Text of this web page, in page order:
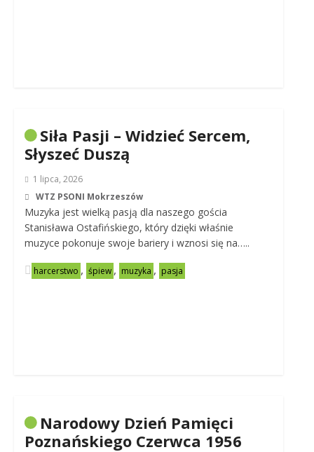
Siła Pasji – Widzieć Sercem,
Słyszeć Duszą
1 lipca, 2026
WTZ PSONI Mokrzeszów
Muzyka jest wielką pasją dla naszego gościa
Stanisława Ostafińskiego, który dzięki właśnie
muzyce pokonuje swoje bariery i wznosi się na…..
harcerstwo , śpiew , muzyka , pasja
Narodowy Dzień Pamięci
Poznańskiego Czerwca 1956